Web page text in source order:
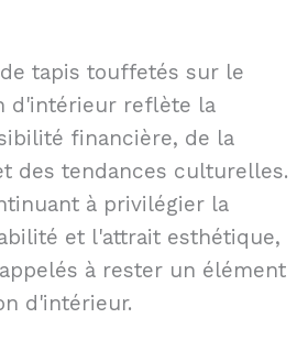
tapis touffetés sur le
d'intérieur reflète la
financière, de la
des tendances culturelles.
à privilégier la
et l'attrait esthétique,
à rester un élément
d'intérieur.